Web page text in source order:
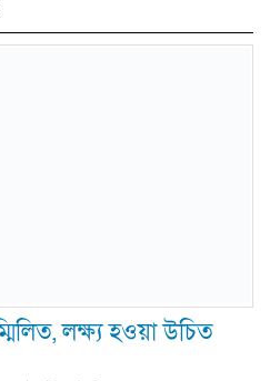
লক্ষ্য হওয়া উচিত